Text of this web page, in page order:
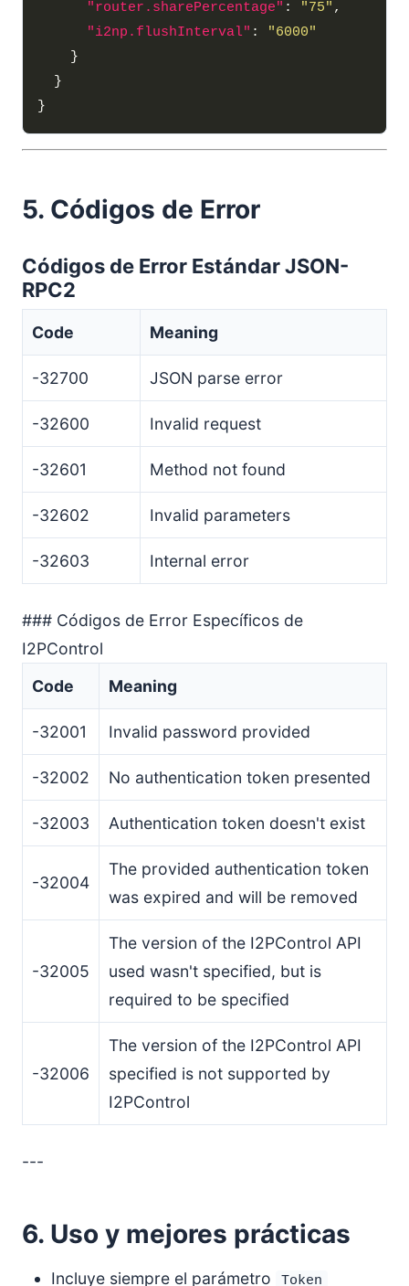
"router.sharePercentage" : "75"
"i2np.flushInterval" :
"6000"
5. Códigos de Error
Códigos de Error Estándar JSON-
RPC2
Code Meaning
-32700 JSON parse error
-32600 Invalid request
-32601 Method not found
-32602 Invalid parameters
-32603 Internal error
### Códigos de Error Específicos de
I2PControl
Code
Meaning
-32001 Invalid password provided
-32002 No authentication token presented
-32003 Authentication token doesn't exist
-32004
The provided authentication token
was expired and will be removed
-32005
The version of the I2PControl API
used wasn't specified, but is
required to be specified
-32006
The version of the I2PControl API
specified is not supported by
I2PControl
---
6. Uso y mejores prácticas
Incluye siempre el parámetro Token